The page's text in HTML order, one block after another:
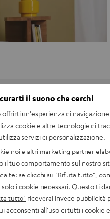
you will come across various
subwoofer
If this system comes with a subwoofer
receiver or amplifier has. The second
is a real blast.
gaming action
speakers in the sound system, i.e. a
are the centre and two surround
il suono che cerchi
offrirti un'esperienza di
cookie e altre tecnologie di
servizi di personalizzazione.
noi e altri marketing partner
il tuo comportamento sul nostro
te: se clicchi su "Rifiuta tutto" ,
i cookie necessari. Questo ti
tutto" riceverai invece pubblicità
acconsenti all'uso di tutti i cookie